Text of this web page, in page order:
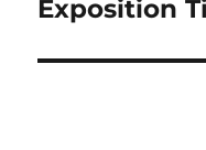
Publication
Exposition